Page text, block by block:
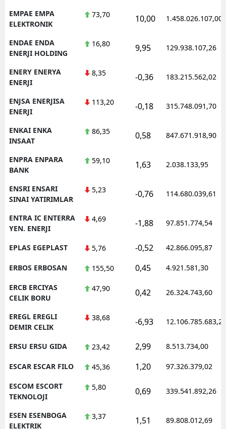
EMPAE EMPA
ELEKTRONIK
73,70 10,00 1.458.026.107,00
ENDAE ENDA
ENERJI HOLDING
16,80 9,95 129.938.107,26
ENERY ENERYA
ENERJI
8,35 -0,36 183.215.562,02
ENJSA ENERJISA
ENERJI
113,20 -0,18 315.748.091,70
ENKAI ENKA
INSAAT
86,35 0,58 847.671.918,90
ENPRA ENPARA
BANK
59,10 1,63 2.038.133,95
ENSRI ENSARI
SINAI YATIRIMLAR
5,23 -0,76 114.680.039,61
ENTRA IC ENTERRA
YEN. ENERJI
4,69 -1,88 97.851.774,54
EPLAS EGEPLAST 5,76 -0,52 42.866.095,87
ERBOS ERBOSAN 155,50 0,45 4.921.581,30
ERCB ERCIYAS
CELIK BORU
47,90 0,42 26.324.743,60
EREGL EREGLI
DEMIR CELIK
38,68 -6,93 12.106.785.683,20
ERSU ERSU GIDA 23,42 2,99 8.513.734,00
ESCAR ESCAR FILO 45,36 1,20 97.326.379,02
ESCOM ESCORT
TEKNOLOJI
5,80 0,69 339.541.892,26
ESEN ESENBOGA
ELEKTRIK
3,37 1,51 89.808.012,69